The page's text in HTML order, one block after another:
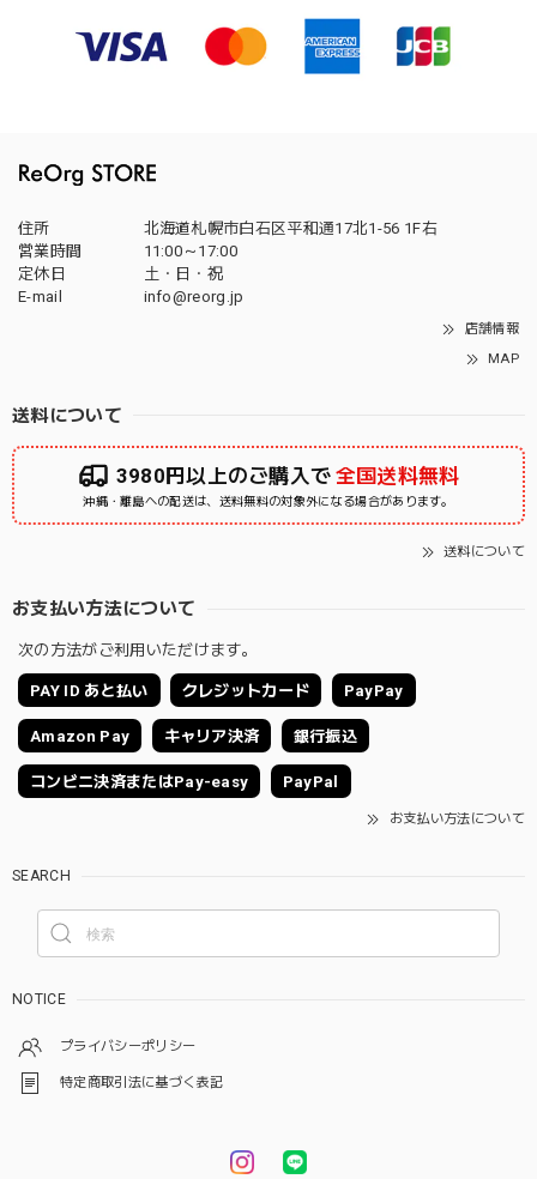
住所
北海道札幌市白石区平和通17北1-56 1F右
営業時間
11:00～17:00
定休日
土・日・祝
E-mail
info@reorg.jp
店舗情報
MAP
送料について
3980円以上のご購入で 全国送料無料
沖縄・離島への配送は、送料無料の対象外になる場合があります。
送料について
お支払い方法について
次の方法がご利用いただけます。
PAY ID あと払い クレジットカード PayPay
Amazon Pay キャリア決済 銀行振込
コンビニ決済またはPay-easy PayPal
お支払い方法について
SEARCH
NOTICE
プライバシーポリシー
特定商取引法に基づく表記